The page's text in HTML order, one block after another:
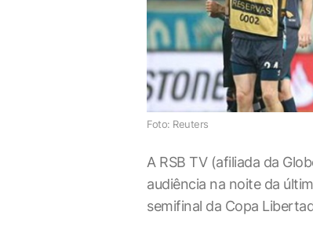
Foto: Reuters
A RSB TV (afiliada da
audiência na noite da
semifinal da Copa